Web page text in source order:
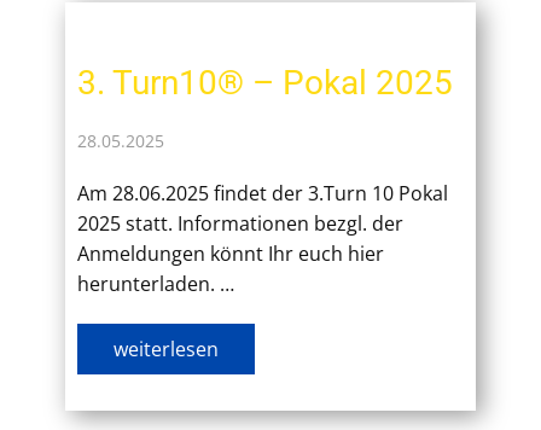
3. Turn10® – Pokal 2025
28.05.2025
Am 28.06.2025 findet der 3.Turn 10 Pokal
2025 statt. Informationen bezgl. der
Anmeldungen könnt Ihr euch hier
herunterladen. …
weiterlesen